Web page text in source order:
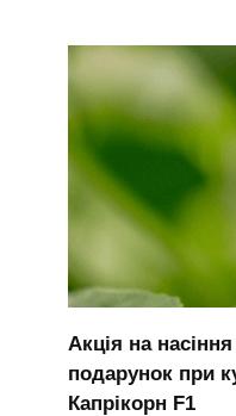
Акція на
подарунок при
Капрікорн F1